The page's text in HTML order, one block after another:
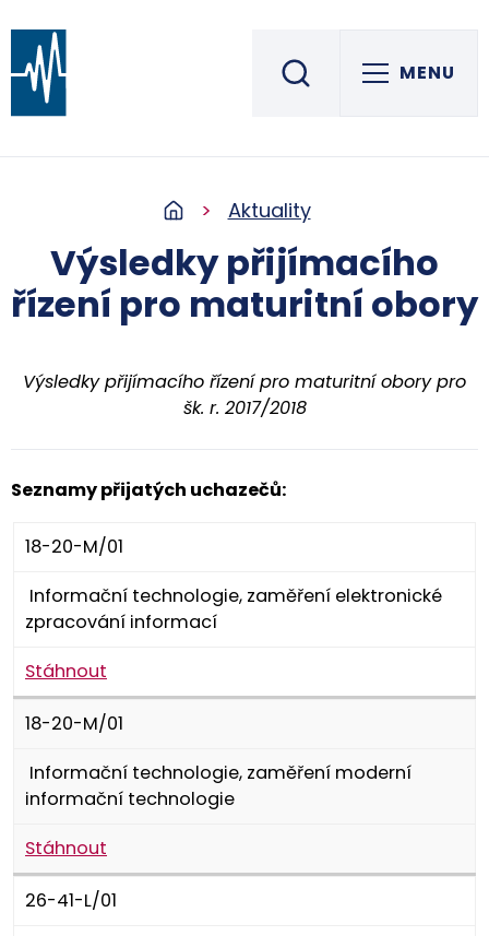
Střední škola informatiky, elektrotechniky a řemesel
ROŽNOV POD RADHOŠTĚM MENU
Aktuality
Výsledky přijímacího
řízení pro maturitní obory
Výsledky přijímacího řízení pro maturitní obory pro
šk. r. 2017/2018
Seznamy přijatých uchazečů:
18-20-M/01
Informační technologie, zaměření elektronické
zpracování informací
Stáhnout
18-20-M/01
Informační technologie, zaměření moderní
informační technologie
Stáhnout
26-41-L/01